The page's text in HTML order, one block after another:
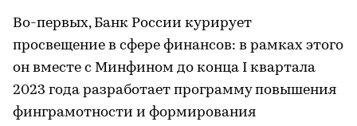
Во-первых, Банк России курирует
просвещение в сфере финансов: в рамках этого
он вместе с Минфином до конца I квартала
2023 года разработает программу повышения
финграмотности и формирования